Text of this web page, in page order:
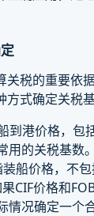
关税的重要依
式确定关税基
到港价格，包
用的关税基数。
装船价格，不包
CIF价格和
情况确定一个